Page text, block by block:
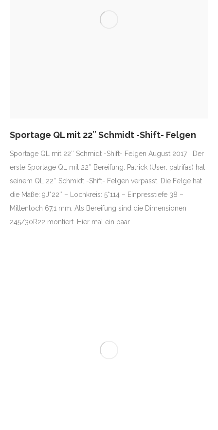
Sportage QL mit 22″ Schmidt -Shift- Felgen
Sportage QL mit 22″ Schmidt -Shift- Felgen August 2017 Der
erste Sportage QL mit 22″ Bereifung. Patrick (User: patrifas) hat
seinem QL 22″ Schmidt -Shift- Felgen verpasst. Die Felge hat
die Maße: 9J*22″ – Lochkreis: 5*114 – Einpresstiefe 38 –
Mittenloch 67,1 mm. Als Bereifung sind die Dimensionen
245/30R22 montiert. Hier mal ein paar…